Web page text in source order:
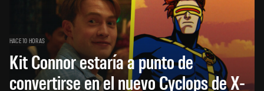
HACE 10 HORAS
Kit Connor estaría a punto de
convertirse en el nuevo Cyclops de X-